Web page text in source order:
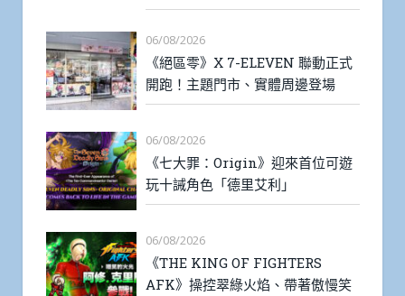
06/08/2026
《絕區零》X 7-ELEVEN 聯動正式
開跑！主題門市、實體周邊登場
06/08/2026
《七大罪：Origin》迎來首位可遊
玩十誡角色「德里艾利」
06/08/2026
《THE KING OF FIGHTERS
AFK》操控翠綠火焰、帶著傲慢笑